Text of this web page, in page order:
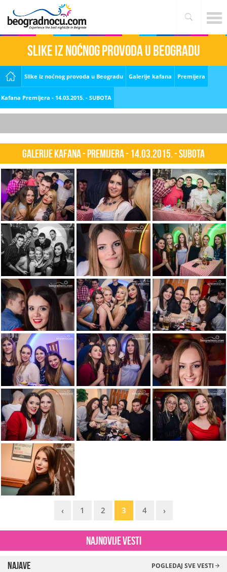
Slike iz noćnog provoda u Beogradu
Slike iz noćnog provoda u Beogradu Galerije kafana Premijera
Kafana Premijera - 14.03.2015. - SUBOTA
Galerije kafana - Premijera - 14.03.2015. - SUBOTA
‹ 1 2 3 4 ›
Najnovije vesti
Najave POGLEDAJ SVE VESTI